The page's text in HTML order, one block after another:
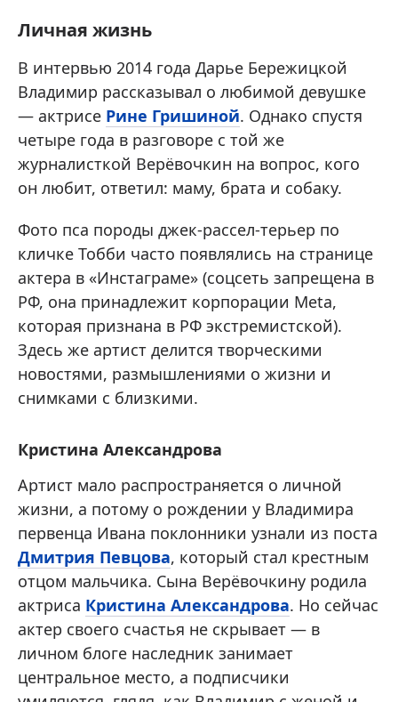
Личная жизнь
В интервью 2014 года Дарье Бережицкой
Владимир рассказывал о любимой девушке
— актрисе Рине Гришиной. Однако спустя
четыре года в разговоре с той же
журналисткой Верёвочкин на вопрос, кого
он любит, ответил: маму, брата и собаку.
Фото пса породы джек-рассел-терьер по
кличке Тобби часто появлялись на странице
актера в «Инстаграме» (соцсеть запрещена в
РФ, она принадлежит корпорации Meta,
которая признана в РФ экстремистской).
Здесь же артист делится творческими
новостями, размышлениями о жизни и
снимками с близкими.
Кристина Александрова
Артист мало распространяется о личной
жизни, а потому о рождении у Владимира
первенца Ивана поклонники узнали из поста
Дмитрия Певцова, который стал крестным
отцом мальчика. Сына Верёвочкину родила
актриса Кристина Александрова. Но сейчас
актер своего счастья не скрывает — в
личном блоге наследник занимает
центральное место, а подписчики